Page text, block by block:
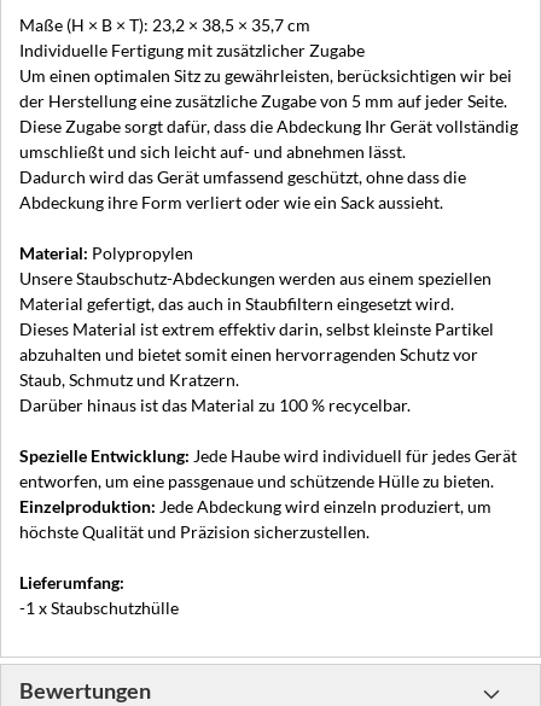
Maße (H × B × T): 23,2 × 38,5 × 35,7 cm
Individuelle Fertigung mit zusätzlicher Zugabe
Um einen optimalen Sitz zu gewährleisten, berücksichtigen wir bei
der Herstellung eine zusätzliche Zugabe von 5 mm auf jeder Seite.
Diese Zugabe sorgt dafür, dass die Abdeckung Ihr Gerät vollständig
umschließt und sich leicht auf- und abnehmen lässt.
Dadurch wird das Gerät umfassend geschützt, ohne dass die
Abdeckung ihre Form verliert oder wie ein Sack aussieht.
Material: Polypropylen
Unsere Staubschutz-Abdeckungen werden aus einem speziellen
Material gefertigt, das auch in Staubfiltern eingesetzt wird.
Dieses Material ist extrem effektiv darin, selbst kleinste Partikel
abzuhalten und bietet somit einen hervorragenden Schutz vor
Staub, Schmutz und Kratzern.
Darüber hinaus ist das Material zu 100 % recycelbar.
Spezielle Entwicklung: Jede Haube wird individuell für jedes Gerät
entworfen, um eine passgenaue und schützende Hülle zu bieten.
Einzelproduktion: Jede Abdeckung wird einzeln produziert, um
höchste Qualität und Präzision sicherzustellen.
Lieferumfang:
-1 x Staubschutzhülle
Bewertungen